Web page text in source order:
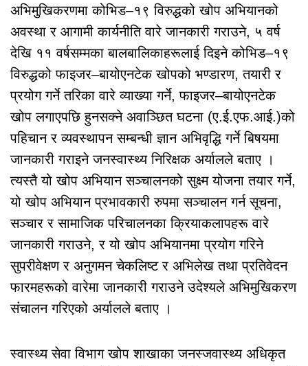
अभिमुखिकरणमा कोभिड–१९ विरुद्धको खोप अभियानको
अवस्था र आगामी कार्यनीति वारे जानकारी गराउने, ५ वर्ष
देखि ११ वर्षसम्मका बालबालिकाहरूलाई दिइने कोभिड–१९
विरुद्धको फाइजर–बायोएनटेक खोपको भण्डारण, तयारी र
प्रयोग गर्ने तरिका वारे व्याख्या गर्ने, फाइजर–बायोएनटेक
खोप लगाएपछि हुनसक्ने अवाञ्छित घटना (ए.ई.एफ.आई.)को
पहिचान र व्यवस्थापन सम्बन्धी ज्ञान अभिवृद्धि गर्ने बिषयमा
जानकारी गराइने जनस्वास्थ्य निरिक्षक अर्यालले बताए ।
त्यस्तै यो खोप अभियान सञ्चालनको सुक्ष्म योजना तयार गर्ने,
यो खोप अभियान प्रभावकारी रुपमा सञ्चालन गर्न सूचना,
सञ्चार र सामाजिक परिचालनका क्रियाकलापहरू वारे
जानकारी गराउने, र यो खोप अभियानमा प्रयोग गरिने
सुपरीवेक्षण र अनुगमन चेकलिष्ट र अभिलेख तथा प्रतिवेदन
फारमहरूको वारेमा जानकारी गराउने उदेश्यले अभिमुखिकरण
संचालन गरिएको अर्यालले बताए ।
स्वास्थ्य सेवा विभाग खोप शाखाका जनस्जवास्थ्य अधिकृत